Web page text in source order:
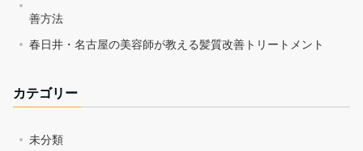
善方法
春日井・名古屋の美容師が教える髪質改善トリートメント
カテゴリー
未分類